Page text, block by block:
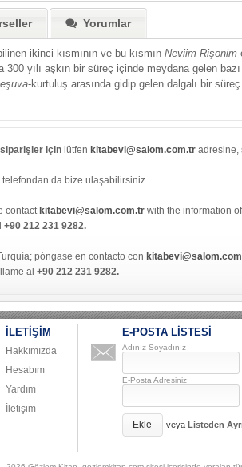
Yorumlar
ikinci kısmının ve bu kısmın Neviim Rişonim
300 yılı aşkın bir süreç içinde meydana gelen
-kurtuluş arasında gidip gelen dalgalı bir
siparişler için lütfen kitabevi@salom.com.tr adresine,
telefondan da bize ulaşabilirsiniz.
contact kitabevi@salom.com.tr with the information
+90 212 231 9282.
póngase en contacto con
al +90 212 231 9282.
İLETİŞİM
Hakkımızda
Hesabım
Yardım
İletişim
E-POSTA LİSTESİ
Adınız Soyadınız
E-Posta Adresiniz
Ekle veya Listeden